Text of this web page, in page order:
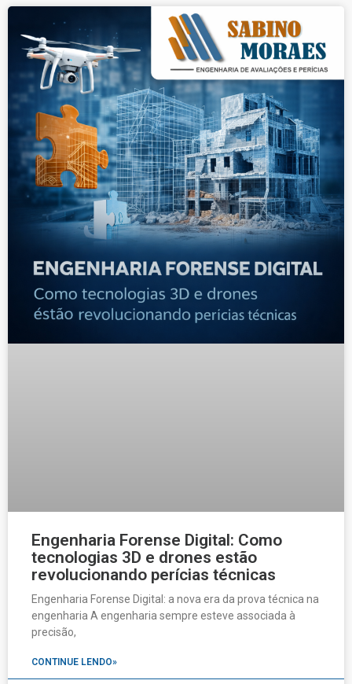
Engenharia Forense Digital: Como
tecnologias 3D e drones estão
revolucionando perícias técnicas
Engenharia Forense Digital: a nova era da prova técnica na
engenharia A engenharia sempre esteve associada à
precisão,
CONTINUE LENDO»